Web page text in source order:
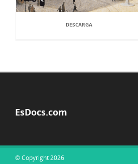
DESCARGA
EsDocs.com
© Copyright 2026